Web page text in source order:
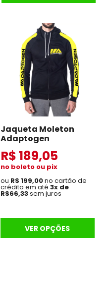
Jaqueta Moleton
Adaptogen
R$ 189,05
no boleto ou pix
ou R$ 199,00no cartão de
crédito em até 3x de
R$66,33sem juros
VER OPÇÕES